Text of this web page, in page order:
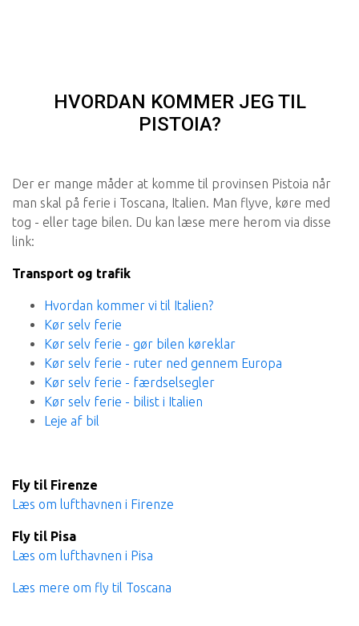
HVORDAN KOMMER JEG TIL
PISTOIA?
Der er mange måder at komme til provinsen Pistoia når
man skal på ferie i Toscana, Italien. Man flyve, køre med
tog - eller tage bilen. Du kan læse mere herom via disse
link:
Transport og trafik
Hvordan kommer vi til Italien?
Kør selv ferie
Kør selv ferie - gør bilen køreklar
Kør selv ferie - ruter ned gennem Europa
Kør selv ferie - færdselsegler
Kør selv ferie - bilist i Italien
Leje af bil
Fly til Firenze
Læs om lufthavnen i Firenze
Fly til Pisa
Læs om lufthavnen i Pisa
Læs mere om fly til Toscana